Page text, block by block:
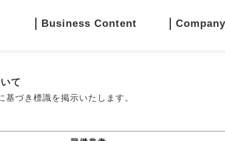
Business Content Company
て
づき標識を掲示いたします。